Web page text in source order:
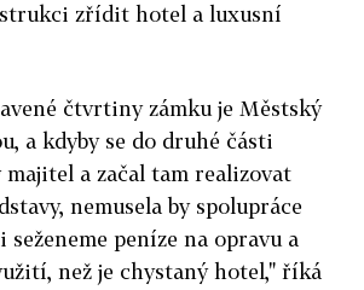
zřídit hotel a luxusní
čtvrtiny zámku je Městský
a kdyby se do druhé části
a začal tam realizovat
nemusela by spolupráce
seženeme peníze na opravu a
než je chystaný hotel," říká